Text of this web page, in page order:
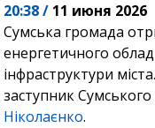
20:38 / 11 июня 2026
Сумська громада
енергетичного
інфраструктури
заступник
Ніколаєнко.